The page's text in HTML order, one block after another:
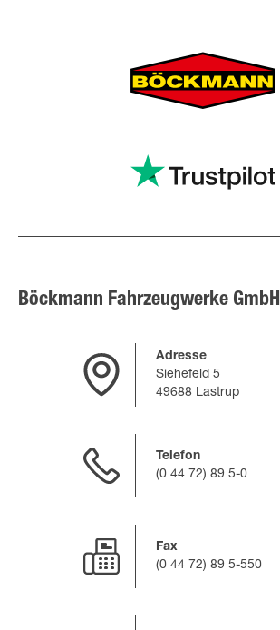
Böckmann Fahrzeugwerke GmbH
Adresse
Siehefeld 5
49688 Lastrup
Telefon
(0 44 72) 89 5-0
Fax
(0 44 72) 89 5-550